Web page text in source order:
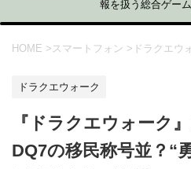
報を扱う総合ゲー
HOME > スマートフォン > ドラクエウ
ドラクエウォーク
『ドラクエウォーク
DQ7の移民称号並？“